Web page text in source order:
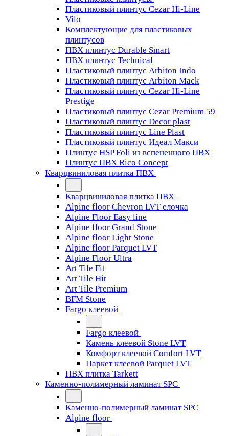
Пластиковый плинтус Cezar Hi-Line
Vilo
Комплектующие для пластиковых
плинтусов
ПВХ плинтус Durable Smart
ПВХ плинтус Technical
Пластиковый плинтус Arbiton Indo
Пластиковый плинтус Arbiton Mack
Пластиковый плинтус Cezar Hi-Line
Prestige
Пластиковый плинтус Cezar Premium 59
Пластиковый плинтус Decor plast
Пластиковый плинтус Line Plast
Пластиковый плинтус Идеал Макси
Плинтус HSP Foli из вспененного ПВХ
Плинтус ПВХ Rico Concept
Кварцвиниловая плитка ПВХ
Кварцвиниловая плитка ПВХ
Alpine floor Chevron LVT елочка
Alpine Floor Easy line
Alpine floor Grand Stone
Alpine floor Light Stone
Alpine floor Parquet LVT
Alpine Floor Ultra
Art Tile Fit
Art Tile Hit
Art Tile Premium
BFM Stone
Fargo клеевой
Fargo клеевой
Камень клеевой Stone LVT
Комфорт клеевой Comfort LVT
Паркет клеевой Parquet LVT
ПВХ плитка Tarkett
Каменно-полимерный ламинат SPC
Каменно-полимерный ламинат SPC
Alpine floor